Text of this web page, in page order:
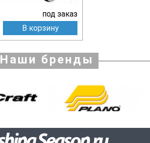
под заказ
В корзину
Наши бренды